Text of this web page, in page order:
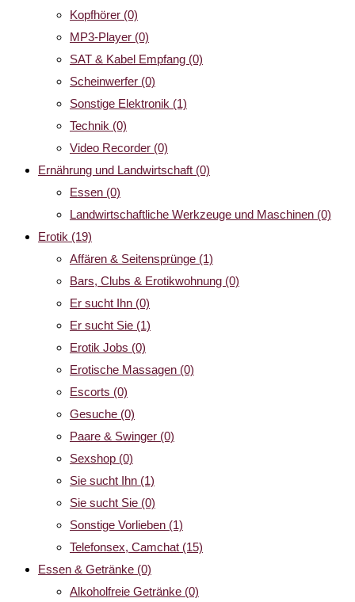
Kopfhörer (0)
MP3-Player (0)
SAT & Kabel Empfang (0)
Scheinwerfer (0)
Sonstige Elektronik (1)
Technik (0)
Video Recorder (0)
Ernährung und Landwirtschaft (0)
Essen (0)
Landwirtschaftliche Werkzeuge und Maschinen (0)
Erotik (19)
Affären & Seitensprünge (1)
Bars, Clubs & Erotikwohnung (0)
Er sucht Ihn (0)
Er sucht Sie (1)
Erotik Jobs (0)
Erotische Massagen (0)
Escorts (0)
Gesuche (0)
Paare & Swinger (0)
Sexshop (0)
Sie sucht Ihn (1)
Sie sucht Sie (0)
Sonstige Vorlieben (1)
Telefonsex, Camchat (15)
Essen & Getränke (0)
Alkoholfreie Getränke (0)